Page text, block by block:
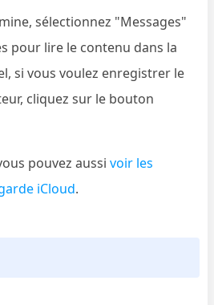
sélectionnez "Messages"
pour lire le contenu dans la
si vous voulez enregistrer le
cliquez sur le bouton
pouvez aussivoir les
iCloud.